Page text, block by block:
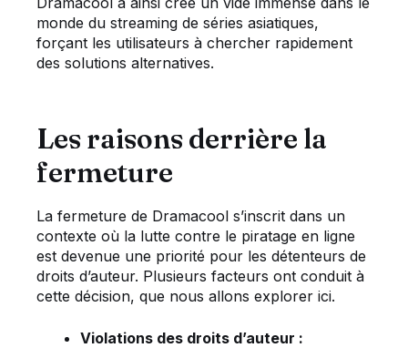
monde du streaming de séries asiatiques,
forçant les utilisateurs à chercher rapidement
des solutions alternatives.
Les raisons derrière la
fermeture
La fermeture de Dramacool s’inscrit dans un
contexte où la lutte contre le piratage en ligne
est devenue une priorité pour les détenteurs de
droits d’auteur. Plusieurs facteurs ont conduit à
cette décision, que nous allons explorer ici.
Violations des droits d’auteur :